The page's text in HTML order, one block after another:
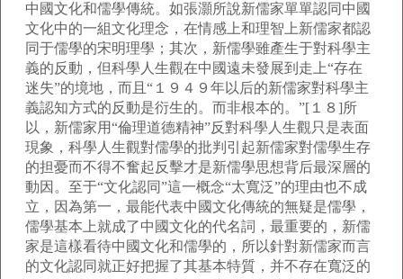
中國文化和儒學傳統。如張灝所說新儒家單單認同中國
文化中的一組文化理念，在情感上和理智上新儒家都認
同于儒學的宋明理學；其次，新儒學雖產生于對科學主
義的反動，但科學人生觀在中國遠未發展到走上“存在
迷失”的境地，而且“１９４９年以后的新儒家對科學主
義認知方式的反動是衍生的。而非根本的。”[１８]所
以，新儒家用“倫理道德精神”反對科學人生觀只是表面
現象，科學人生觀對儒學的批判引起新儒家對儒學生存
的担憂而不得不奮起反擊才是新儒學思想背后最深層的
動因。至于“文化認同”這一概念“太寬泛”的理由也不成
立，因為第一，最能代表中國文化傳統的無疑是儒學，
儒學基本上就成了中國文化的代名詞，最重要的，新儒
家是這樣看待中國文化和儒學的，所以針對新儒家而言
的文化認同就正好把握了其基本特質，并不存在寬泛的